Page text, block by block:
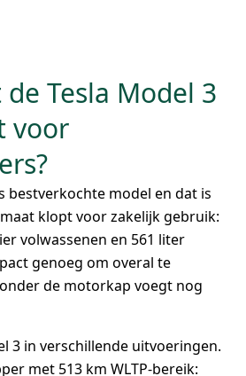
Tesla Model 3
voor
bestverkochte model en dat is
klopt voor zakelijk gebruik:
volwassenen en 561 liter
genoeg om overal te
de motorkap voegt nog
3 in verschillende uitvoeringen.
met 513 km WLTP-bereik: